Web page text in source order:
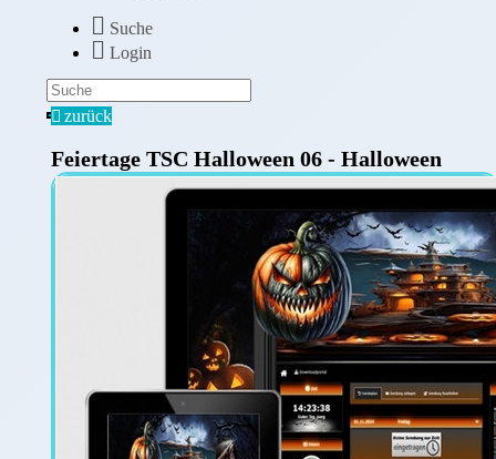
Suche
Login
zurück
Feiertage TSC Halloween 06 - Halloween